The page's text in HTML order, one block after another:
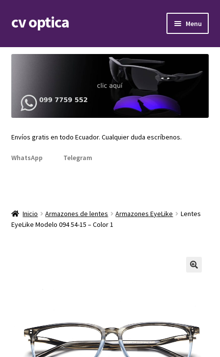
Skip
to
Skip
to
cv optica Menu
Armazones de lentes
child
menu
Expand
Repuestos
menu
Envíos gratis en todo Ecuador. Cualquier duda escríbenos.
WhatsApp Telegram
Inicio Armazones de lentes Armazones EyeLike
Lentes
EyeLike Modelo 094 54-15 – Color 1